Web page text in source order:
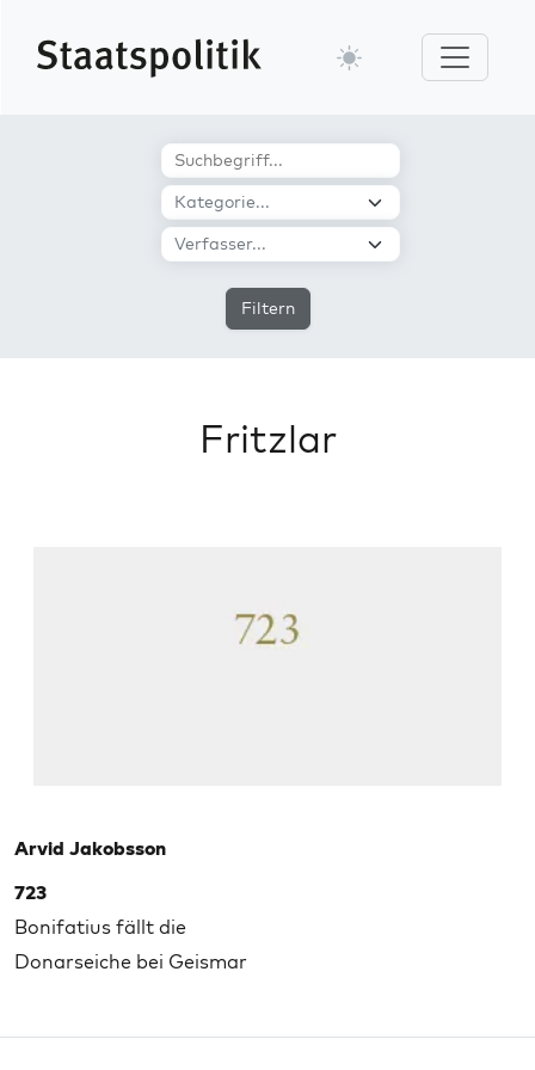
Filtern
Fritzlar
Arvid Jakobsson
723
Bonifatius fällt die
Donarseiche bei Geismar